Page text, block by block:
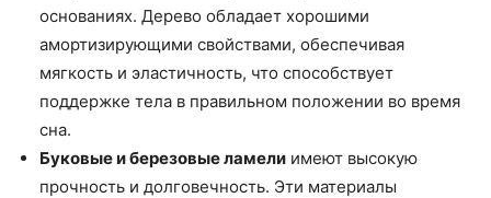
основаниях. Дерево обладает хорошими
амортизирующими свойствами, обеспечивая
мягкость и эластичность, что способствует
поддержке тела в правильном положении во время
сна.
Буковые и березовые ламели имеют высокую
прочность и долговечность. Эти материалы